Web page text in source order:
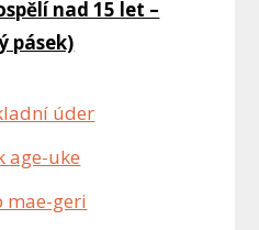
nad 15 let –
pásek)
úder
age-uke
mae-geri